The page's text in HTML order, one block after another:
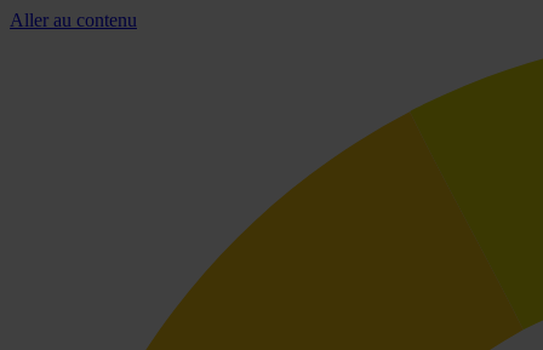
Aller au contenu